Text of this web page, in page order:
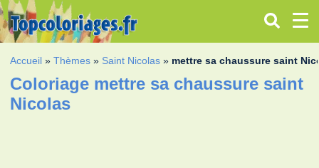
Accueil »Thèmes » Saint Nicolas » mettre sa chaussure saint
Coloriage mettre sa chaussure saint
Nicolas